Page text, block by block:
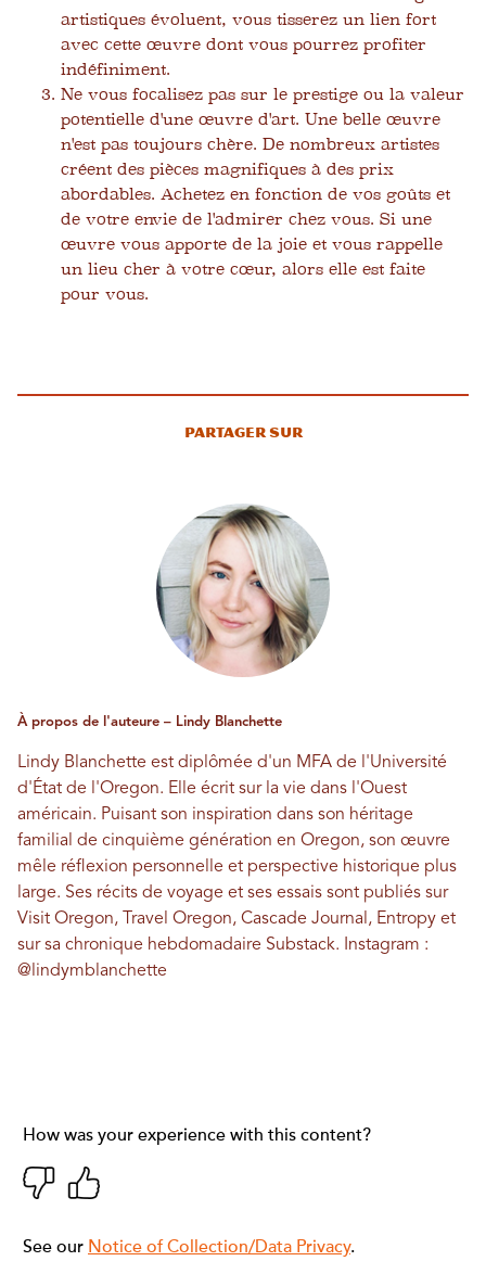
artistiques évoluent, vous tisserez un lien fort
avec cette œuvre dont vous pourrez profiter
indéfiniment.
Ne vous focalisez pas sur le prestige ou la valeur
potentielle d'une œuvre d'art. Une belle œuvre
n'est pas toujours chère. De nombreux artistes
créent des pièces magnifiques à des prix
abordables. Achetez en fonction de vos goûts et
de votre envie de l'admirer chez vous. Si une
œuvre vous apporte de la joie et vous rappelle
un lieu cher à votre cœur, alors elle est faite
pour vous.
Partager sur
À propos de l'auteure – Lindy Blanchette
Lindy Blanchette est diplômée d'un MFA de l'Université
d'État de l'Oregon. Elle écrit sur la vie dans l'Ouest
américain. Puisant son inspiration dans son héritage
familial de cinquième génération en Oregon, son œuvre
mêle réflexion personnelle et perspective historique plus
large. Ses récits de voyage et ses essais sont publiés sur
Visit Oregon, Travel Oregon, Cascade Journal, Entropy et
sur sa chronique hebdomadaire Substack. Instagram :
@lindymblanchette